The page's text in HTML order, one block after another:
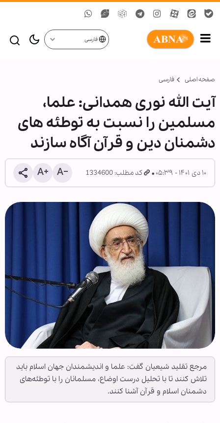
فارسی
صفحه اصلی فارسی
آیت الله نوری همدانی: علما،
مسلمین را نسبت به توطئه های
دشمنان دین و قرآن آگاه سازند
۱۰ دی ۱۴۰۱ - ۰۵:۳۹ کد مطلب: 1334600
مرجع تقلید شیعیان گفت: علما و اندیشمندان جهان اسلام باید
تلاش کنند تا با تحلیل درست اوضاع، مسلمانان را با توطئه‌های
دشمنان اسلام و قرآن آشنا کنند.